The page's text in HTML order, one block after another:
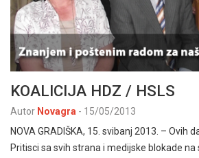
KOALICIJA HDZ / HSLS
Autor Novagra - 15/05/2013
NOVA GRADIŠKA, 15. svibanj 2013. – Ovih
Pritisci sa svih strana i medijske blokade